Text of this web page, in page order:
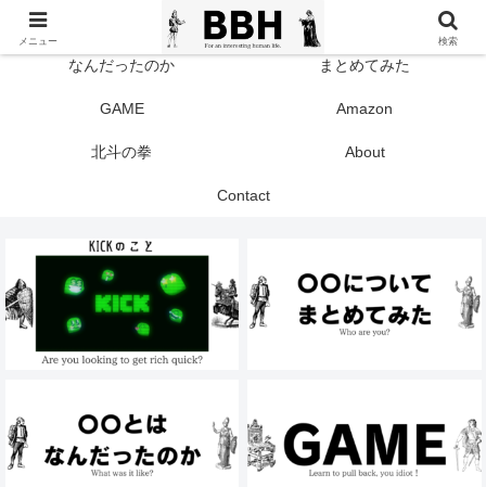
なんだったのか まとめてみた
GAME Amazon
北斗の拳 About
Contact
メニュー 検索